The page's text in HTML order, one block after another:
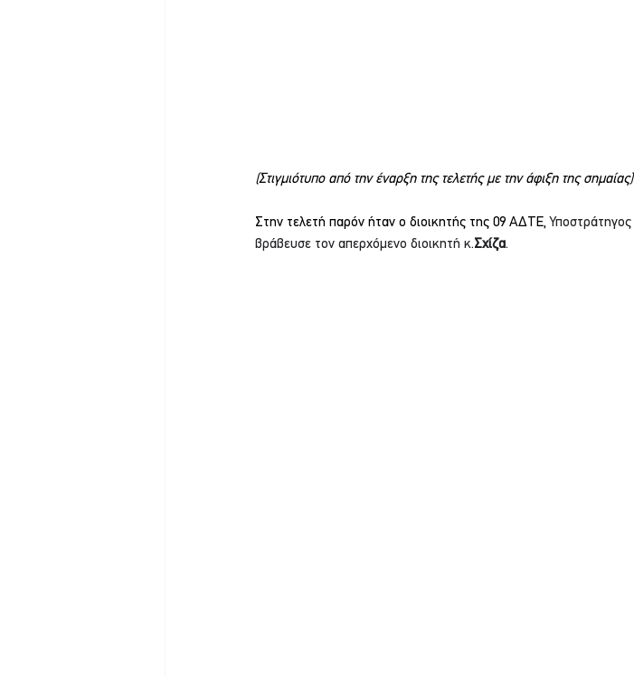
(Στιγμιότυπο από την έναρξη της τελετής με την άφιξη της σημαίας)
Στην τελετή παρόν ήταν ο διοικητής της 09 ΑΔΤΕ, Υποστράτηγος
βράβευσε τον απερχόμενο διοικητή κ.Σχίζα.